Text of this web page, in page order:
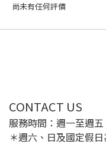
尚未有任何評價
CONTACT US
服務時間：週一至週
＊週六、日及國定假